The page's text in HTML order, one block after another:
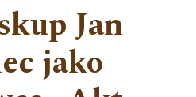
Jan
jako